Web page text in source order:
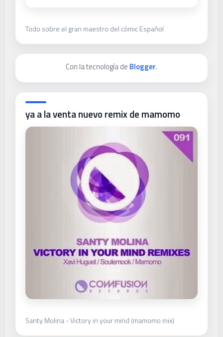
Todo sobre el gran maestro del cómic Español
Con la tecnología de Blogger.
ya a la venta nuevo remix de mamomo
Santy Molina - Victory in your mind (mamomo mix)